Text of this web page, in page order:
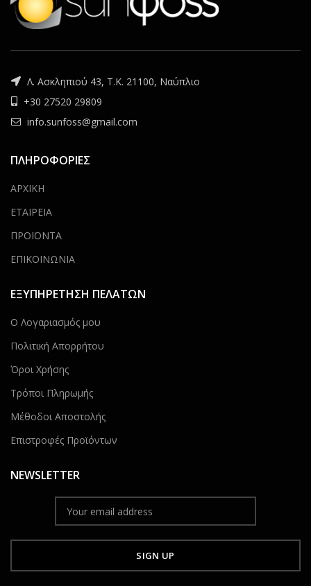
Λ. Ασκληπιού 43, Τ.Κ. 21100, Ναύπλιο
+30 27520 29809
info.sunfoss@gmail.com
ΠΛΗΡΟΦΟΡΙΕΣ
ΑΡΧΙΚΗ
ΕΤΑΙΡΕΙΑ
ΠΡΟΪΟΝΤΑ
ΕΠΙΚΟΙΝΩΝΙΑ
ΕΞΥΠΗΡΕΤΗΣΗ ΠΕΛΑΤΩΝ
Ο Λογαριασμός μου
Πολιτική Απορρήτου
Όροι Χρήσης
Τρόποι Πληρωμής
Μέθοδοι Αποστολής
Επιστροφές Προϊόντων
NEWSLETTER